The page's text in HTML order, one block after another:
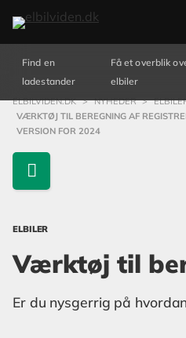
Find en
ladestander
Få et overblik
elbiler
ELBILVIDEN.DK > NYHEDER >
VÆRKTØJ TIL BEREGNING AF
VERSION FOR 2024
ELBILER
Værktøj til
Er du nysgerrig på